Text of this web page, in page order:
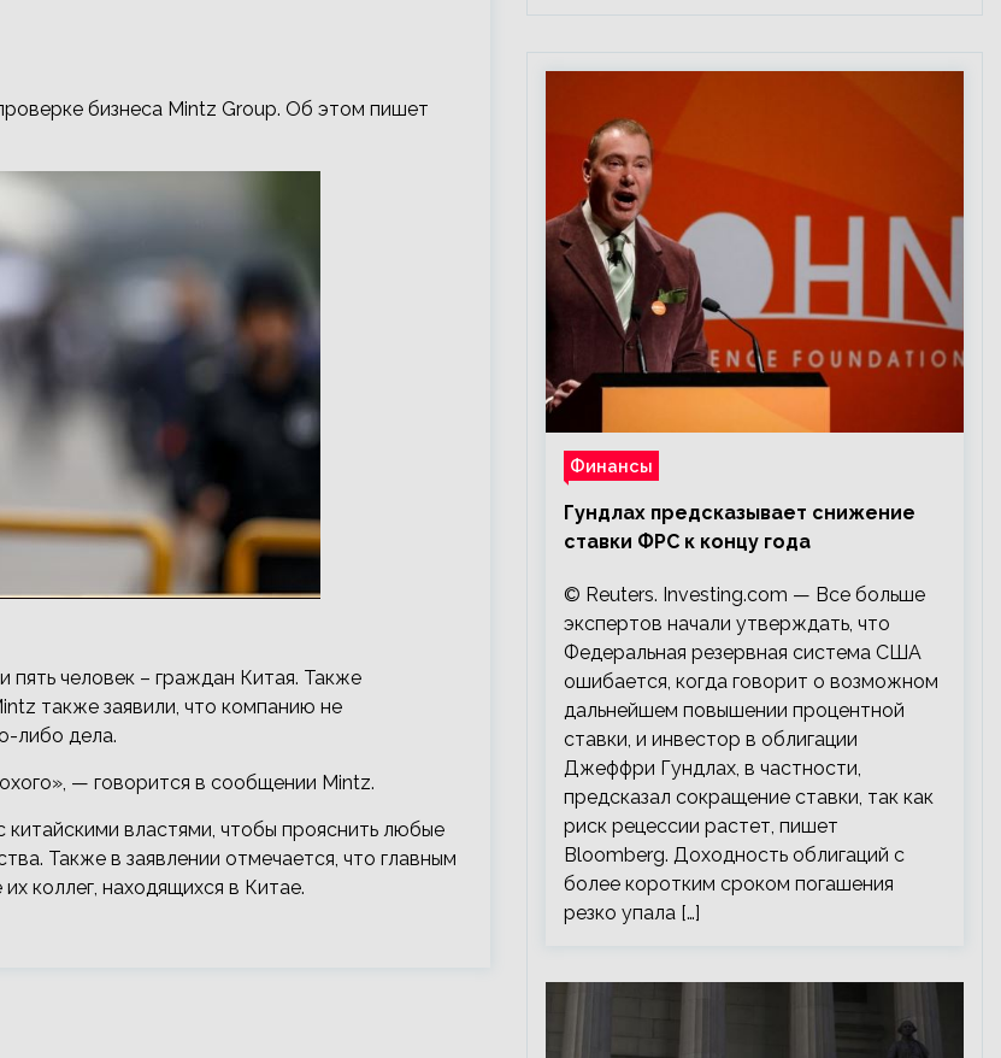
бизнеса Mintz Group. Об этом пишет
человек – граждан Китая. Также
также заявили, что компанию не
либо дела.
— говорится в сообщении Mintz.
властями, чтобы прояснить любые
Также в заявлении отмечается, что главным
коллег, находящихся в Китае.
Финансы
Гундлах предсказывает снижение
ставки ФРС к концу года
© Reuters. Investing.com — Все больше
экспертов начали утверждать, что
Федеральная резервная система США
ошибается, когда говорит о возможном
дальнейшем повышении процентной
ставки, и инвестор в облигации
Джеффри Гундлах, в частности,
предсказал сокращение ставки, так как
риск рецессии растет, пишет
Bloomberg. Доходность облигаций с
более коротким сроком погашения
резко упала […]